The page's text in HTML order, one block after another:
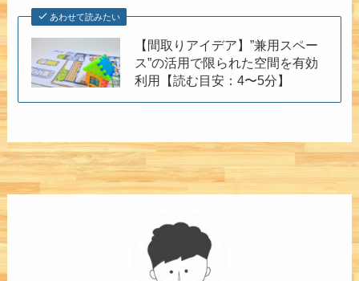
あわせて読みたい
【間取りアイデア】”兼用スペー
ス”の活用で限られた空間を有効
利用【読む目安：4〜5分】